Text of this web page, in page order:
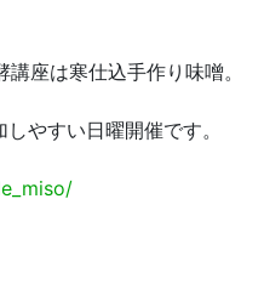
講座は寒仕込手作り味噌。
やすい日曜開催です。